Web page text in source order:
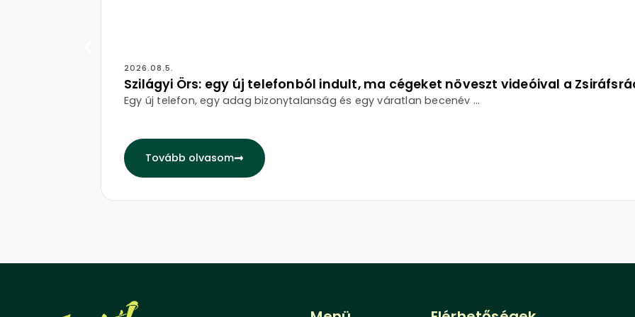
2026.08.5.
Szilágyi Örs: egy új telefonból indult, ma cégeket növeszt videóival a
Egy új telefon, egy adag bizonytalanság és egy váratlan becenév ...
Tovább olvasom